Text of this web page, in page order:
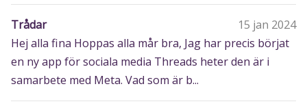
Trådar
15 jan 2024
Hej alla fina Hoppas alla mår bra, Jag har precis börjat
en ny app för sociala media Threads heter den är i
samarbete med Meta. Vad som är b...